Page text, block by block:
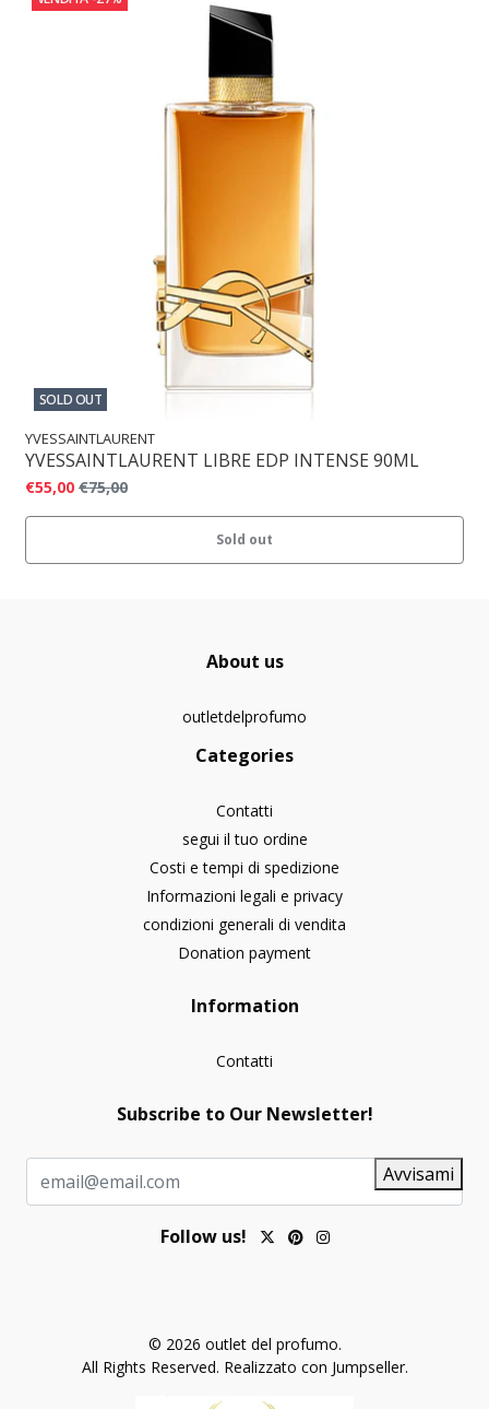
SOLD OUT
YVESSAINTLAURENT
YVESSAINTLAURENT LIBRE EDP INTENSE 90ML
€55,00 €75,00
Sold out
About us
outletdelprofumo
Categories
Contatti
segui il tuo ordine
Costi e tempi di spedizione
Informazioni legali e privacy
condizioni generali di vendita
Donation payment
Information
Contatti
Subscribe to Our Newsletter!
Avvisami
Follow us!
© 2026 outlet del profumo.
All Rights Reserved. Realizzato con Jumpseller.